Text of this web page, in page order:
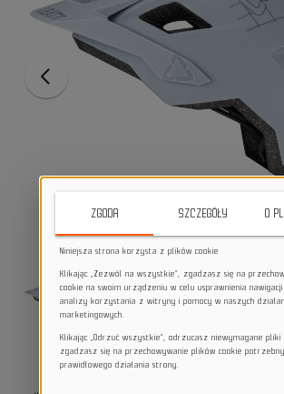
ZGODA SZCZEGÓŁY O
Niniejsza strona korzysta z plików cookie
Klikając „Zezwól na wszystkie”, zgadzasz się na
cookie na swoim urządzeniu w celu usprawnienia
analizy korzystania z witryny i pomocy w naszych
marketingowych.
Klikając „Odrzuć wszystkie”, odrzucasz niewymagane pliki
zgadzasz się na przechowywanie plików cookie
prawidłowego działania strony.